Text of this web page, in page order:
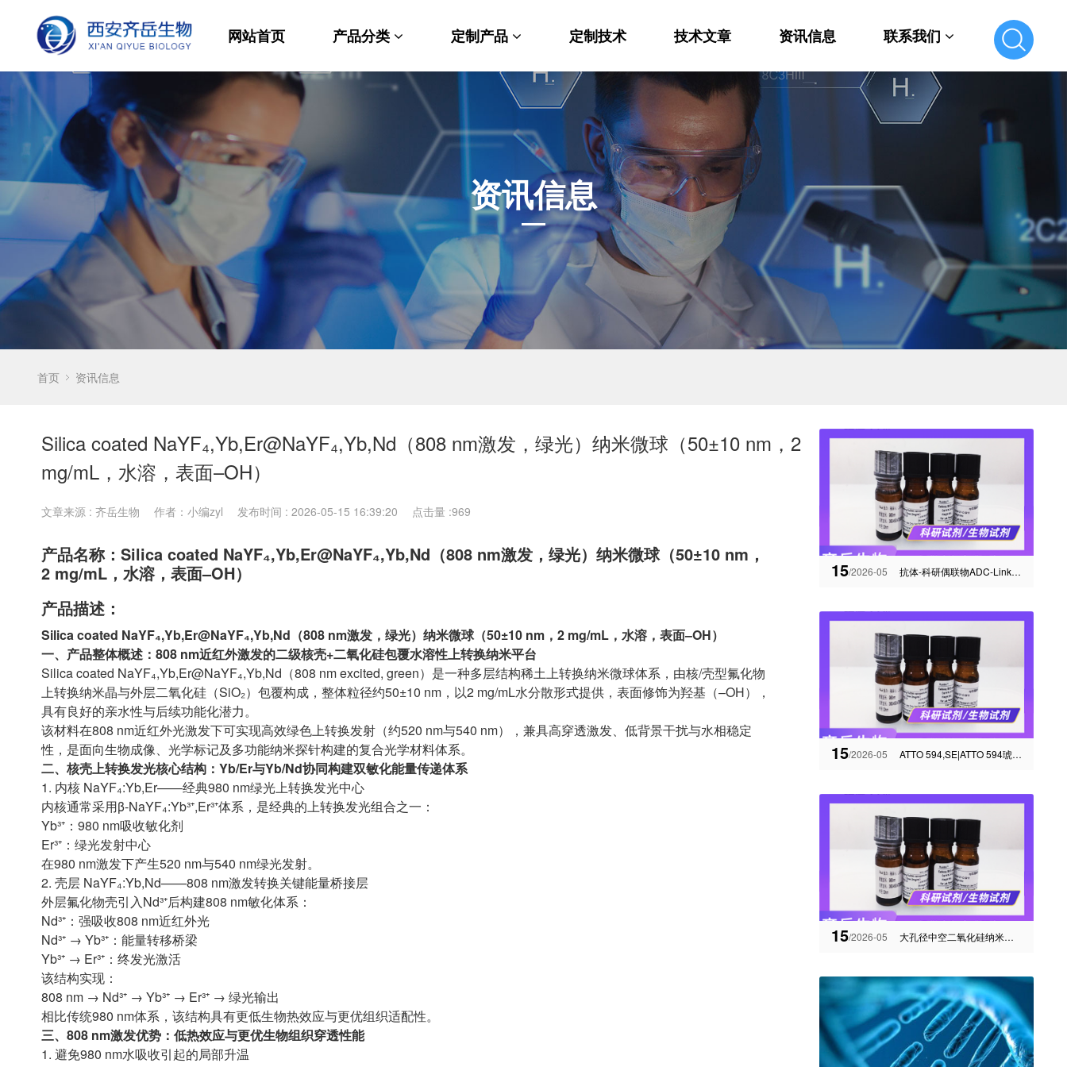
资讯信息
网站首页 产品分类
材料科学
生命科学
发光材料
功能性化学
分析化学
其他产品
定制产品
纳米材料定制
PEG衍生物
荧光标记定制
MOF材料定制
小分子定制
多肽定制
其他材料定制
定制技术 技术文章 资讯信息 联系我们
联系我们
首页 资讯信息
Silica coated NaYF₄,Yb,Er@NaYF₄,Yb,Nd（808 nm激发，绿光）纳米微球（50±10 nm，2
mg/mL，水溶，表面–OH）
文章来源 : 齐岳生物 作者：小编zyl 发布时间 : 2026-05-15 16:39:20 点击量 :969
产品名称：Silica coated NaYF₄,Yb,Er@NaYF₄,Yb,Nd（808 nm激发，绿光）纳米微球（50±10 nm，
2 mg/mL，水溶，表面–OH）
产品描述：
Silica coated NaYF₄,Yb,Er@NaYF₄,Yb,Nd（808 nm激发，绿光）纳米微球（50±10 nm，2 mg/mL，水溶，表面–OH）
一、产品整体概述：808 nm近红外激发的二级核壳+二氧化硅包覆水溶性上转换纳米平台
Silica coated NaYF₄,Yb,Er@NaYF₄,Yb,Nd（808 nm excited, green）是一种多层结构稀土上转换纳米微球体系，由核/壳型氟化物
上转换纳米晶与外层二氧化硅（SiO₂）包覆构成，整体粒径约50±10 nm，以2 mg/mL水分散形式提供，表面修饰为羟基（–OH），
具有良好的亲水性与后续功能化潜力。
该材料在808 nm近红外光激发下可实现高效绿色上转换发射（约520 nm与540 nm），兼具高穿透激发、低背景干扰与水相稳定
性，是面向生物成像、光学标记及多功能纳米探针构建的复合光学材料体系。
二、核壳上转换发光核心结构：Yb/Er与Yb/Nd协同构建双敏化能量传递体系
1. 内核 NaYF₄:Yb,Er——经典980 nm绿光上转换发光中心
内核通常采用β-NaYF₄:Yb³⁺,Er³⁺体系，是经典的上转换发光组合之一：
Yb³⁺：980 nm吸收敏化剂
Er³⁺：绿光发射中心
在980 nm激发下产生520 nm与540 nm绿光发射。
2. 壳层 NaYF₄:Yb,Nd——808 nm激发转换关键能量桥接层
外层氟化物壳引入Nd³⁺后构建808 nm敏化体系：
Nd³⁺：强吸收808 nm近红外光
Nd³⁺ → Yb³⁺：能量转移桥梁
Yb³⁺ → Er³⁺：终发光激活
该结构实现：
808 nm → Nd³⁺ → Yb³⁺ → Er³⁺ → 绿光输出
相比传统980 nm体系，该结构具有更低生物热效应与更优组织适配性。
三、808 nm激发优势：低热效应与更优生物组织穿透性能
1. 避免980 nm水吸收引起的局部升温
15/2026-05 抗体-科研偶联物ADC-Linker供应商-西安齐岳生物
15/2026-05 ATTO 594,SE|ATTO 594琥珀酰亚胺酯|ATTO荧光染料
15/2026-05 大孔径中空二氧化硅纳米粒子的制备和性能研究